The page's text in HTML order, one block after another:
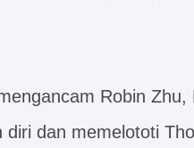
Robin
diri dan memelototi